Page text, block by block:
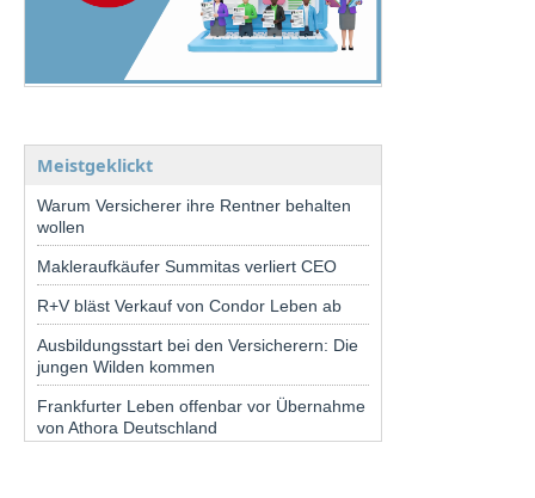
Meistgeklickt
Warum Versicherer ihre Rentner behalten
wollen
Makleraufkäufer Summitas verliert CEO
R+V bläst Verkauf von Condor Leben ab
Ausbildungsstart bei den Versicherern: Die
jungen Wilden kommen
Frankfurter Leben offenbar vor Übernahme
von Athora Deutschland